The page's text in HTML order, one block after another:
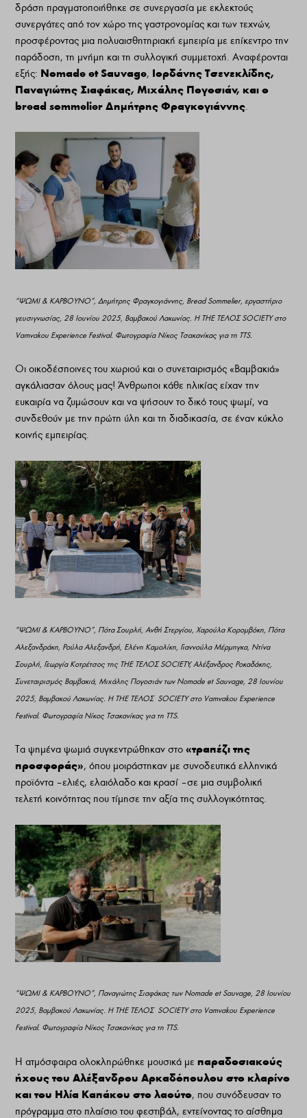
δράση πραγματοποιήθηκε σε συνεργασία με εκλεκτούς
συνεργάτες από τον χώρο της γαστρονομίας και των τεχνών,
προσφέροντας μια πολυαισθητηριακή εμπειρία με επίκεντρο την
παράδοση, τη μνήμη και τη συλλογική συμμετοχή. Αναφέρονται
εξής: Nomade et Sauvage, Ιορδάνης Τσενεκλίδης,
Παναγιώτης Σιαφάκας, Μιχάλης Πογοσιάν, και ο
bread sommelier Δημήτρης Φραγκογιάννης.
“ΨΩΜΙ & ΚΑΡΒΟΥΝΟ”, Δημήτρης Φραγκογιάννης, Bread Sommelier, εργαστήριο
γευσιγνωσίας, 28 Ιουνίου 2025, Βαμβακού Λακωνίας. Η ΤΗΕ ΤΕΛΟΣ SOCIETY στο
Vamvakou Experience Festival. Φωτογραφία Νίκος Τσακανίκας για τη ΤΤS.
Οι οικοδέσποινες του χωριού και ο συνεταιρισμός «Βαμβακιά»
αγκάλιασαν όλους μας! Άνθρωποι κάθε ηλικίας είχαν την
ευκαιρία να ζυμώσουν και να ψήσουν το δικό τους ψωμί, να
συνδεθούν με την πρώτη ύλη και τη διαδικασία, σε έναν κύκλο
κοινής εμπειρίας.
“ΨΩΜΙ & ΚΑΡΒΟΥΝΟ”, Πότα Σουρλή, Ανθή Στεργίου, Χαρούλα Κορομβόκη, Πότα
Αλεξανδράκη, Ρούλα Αλεξανδρή, Ελένη Καμολίκη, Γιαννούλα Μέρμηγκα, Ντίνα
Σουρλή, Γεωργία Κοτρέτσος της ΤΗΕ ΤΕΛΟΣ SOCIETY, Αλέξανδρος Ροκαδάκης,
Συνεταιρισμός Βαμβακιά, Mιχάλης Πογοσιάν των Νomade et Sauvage, 28 Ιουνίου
2025, Βαμβακού Λακωνίας. Η ΤΗΕ ΤΕΛΟΣ SOCIETY στο Vamvakou Experience
Festival. Φωτογραφία Νίκος Τσακανίκας για τη ΤΤS.
Τα ψημένα ψωμιά συγκεντρώθηκαν στο«τραπέζι της
προσφοράς», όπου μοιράστηκαν με συνοδευτικά ελληνικά
προϊόντα – ελιές, ελαιόλαδο και κρασί – σε μια συμβολική
τελετή κοινότητας που τίμησε την αξία της συλλογικότητας.
“ΨΩΜΙ & ΚΑΡΒΟΥΝΟ”, Παναγιώτης Σιαφάκας των Nomade et Sauvage, 28 Ιουνίου
2025, Βαμβακού Λακωνίας. Η ΤΗΕ ΤΕΛΟΣ SOCIETY στο Vamvakou Experience
Festival. Φωτογραφία Νίκος Τσακανίκας για τη ΤΤS.
Η ατμόσφαιρα ολοκληρώθηκε μουσικά μεπαραδοσιακούς
ήχους του Αλέξανδρου Αρκαδόπουλου στο κλαρίνο
και του Ηλία Καπάκου στο λαούτο, που συνόδευσαν το
πρόγραμμα στο πλαίσιο του φεστιβάλ, εντείνοντας το αίσθημα